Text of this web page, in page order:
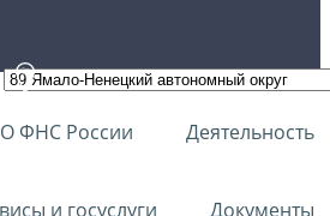
О ФНС России Деятельность
и госуслуги Документы